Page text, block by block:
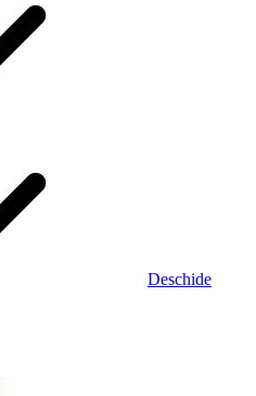
Deschide